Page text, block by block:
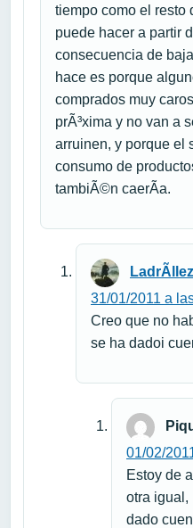
tiempo como el resto
puede hacer a partir
consecuencia de
hace es porque
comprados muy
prÃ³xima y no van a
arruinen, y porque el
consumo de
tambiÃ©n caerÃ­a.
LadrÃ­llez
31/01/2011 a
Creo que no
se ha dadoi
01/02/
Estoy de
otra igual,
dado